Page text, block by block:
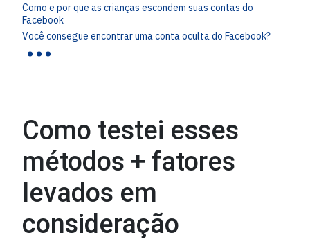
Como e por que as crianças escondem suas contas do
Facebook
Você consegue encontrar uma conta oculta do Facebook?
...
Como testei esses
métodos + fatores
levados em
consideração